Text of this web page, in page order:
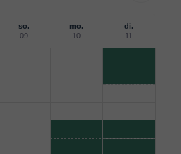
so.
09
mo.
10
di.
11